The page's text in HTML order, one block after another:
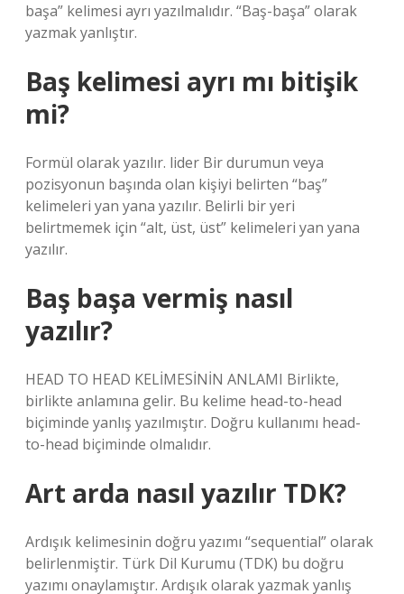
başa” kelimesi ayrı yazılmalıdır. “Baş-başa” olarak
yazmak yanlıştır.
Baş kelimesi ayrı mı bitişik
mi?
Formül olarak yazılır. lider Bir durumun veya
pozisyonun başında olan kişiyi belirten “baş”
kelimeleri yan yana yazılır. Belirli bir yeri
belirtmemek için “alt, üst, üst” kelimeleri yan yana
yazılır.
Baş başa vermiş nasıl
yazılır?
HEAD TO HEAD KELİMESİNİN ANLAMI Birlikte,
birlikte anlamına gelir. Bu kelime head-to-head
biçiminde yanlış yazılmıştır. Doğru kullanımı head-
to-head biçiminde olmalıdır.
Art arda nasıl yazılır TDK?
Ardışık kelimesinin doğru yazımı “sequential” olarak
belirlenmiştir. Türk Dil Kurumu (TDK) bu doğru
yazımı onaylamıştır. Ardışık olarak yazmak yanlış